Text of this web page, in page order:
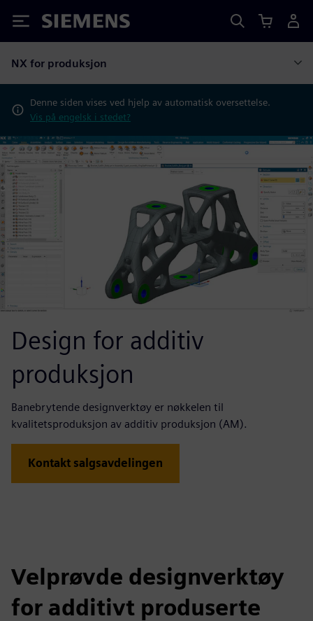
Siemens
NX for produksjon
Denne siden vises ved hjelp av automatisk oversettelse.
Vis på engelsk i stedet?
Design for additiv
produksjon
Banebrytende designverktøy er nøkkelen til
kvalitetsproduksjon av additiv produksjon (AM).
Kontakt salgsavdelingen
Velprøvde designverktøy
for additivt produserte